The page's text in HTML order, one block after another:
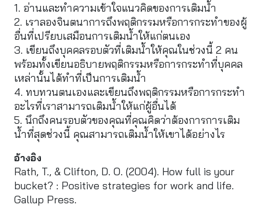
1. อ่านและทําความเข้าใจแนวคิดของการเติมนํ้า
2. เราลองจินตนาการถึงพฤติกรรมหรือการกระทำของผู้
อื่นที่เปรียบเสมือนการเติมน้ำให้แก่ตนเอง
3. เขียนถึงบุคคลรอบตัวที่เติมน้ำให้คุณในช่วงนี้ 2 คน
พร้อมทั้งเขียนอธิบายพฤติกรรมหรือการกระทำที่บุคคล
เหล่านั้นได้ทําที่เป็นการเติมนํ้า
4. ทบทวนตนเองและเขียนถึงพฤติกรรมหรือการกระทำ
อะไรที่เราสามารถเติมน้ำให้แก่ผู้อื่นได้
5. นึกถึงคนรอบตัวของคุณที่คุณคิดว่าต้องการการเติม
นํ้าที่สุดช่วงนี้ คุณสามารถเติมนํ้าให้เขาได้อย่างไร
อ้างอิง
Rath, T., & Clifton, D. O. (2004). How full is your
bucket? : Positive strategies for work and life.
Gallup Press.